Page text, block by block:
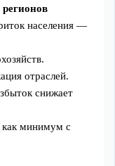
населения —
отраслей.
снижает
минимум с